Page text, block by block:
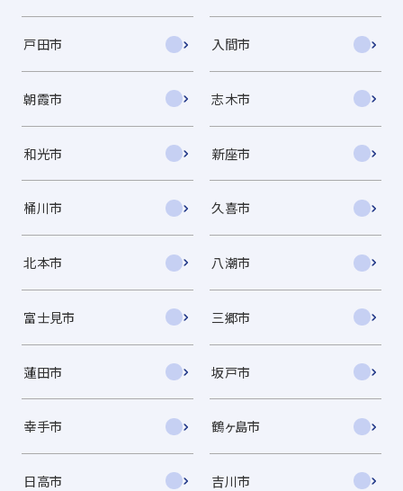
戸田市 入間市
朝霞市 志木市
和光市 新座市
桶川市 久喜市
北本市 八潮市
富士見市 三郷市
蓮田市 坂戸市
幸手市 鶴ヶ島市
日高市 吉川市